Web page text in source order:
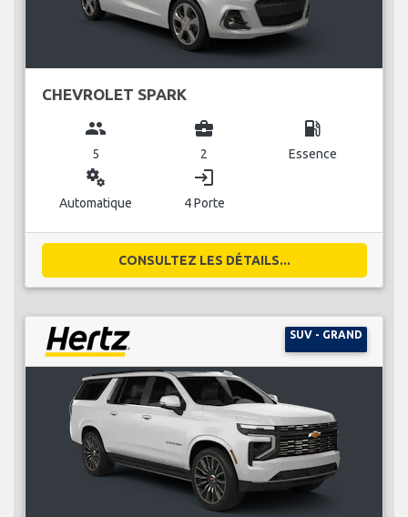
CHEVROLET SPARK
group
5
business_center
2
local_gas_station
Essence
miscellaneous_services
Automatique
login
4 Porte
CONSULTEZ LES DÉTAILS...
SUV - GRAND